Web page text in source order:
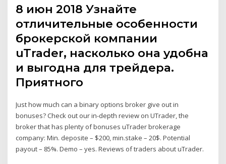
8 июн 2018 Узнайте
отличительные особенности
брокерской компании
uTrader, насколько она удобна
и выгодна для трейдера.
Приятного
Just how much can a binary options broker give out in
bonuses? Check out our in-depth review on UTrader, the
broker that has plenty of bonuses uTrader brokerage
company: Min. deposite – $200, min.stake – 20$. Potential
payout – 85%. Demo – yes. Reviews of traders about uTrader.